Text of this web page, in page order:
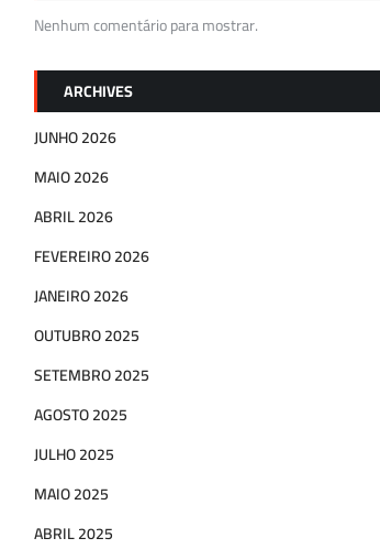
Nenhum comentário para mostrar.
ARCHIVES
JUNHO 2026
MAIO 2026
ABRIL 2026
FEVEREIRO 2026
JANEIRO 2026
OUTUBRO 2025
SETEMBRO 2025
AGOSTO 2025
JULHO 2025
MAIO 2025
ABRIL 2025